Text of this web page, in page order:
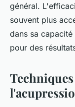
général.
souvent plus
dans sa
pour des